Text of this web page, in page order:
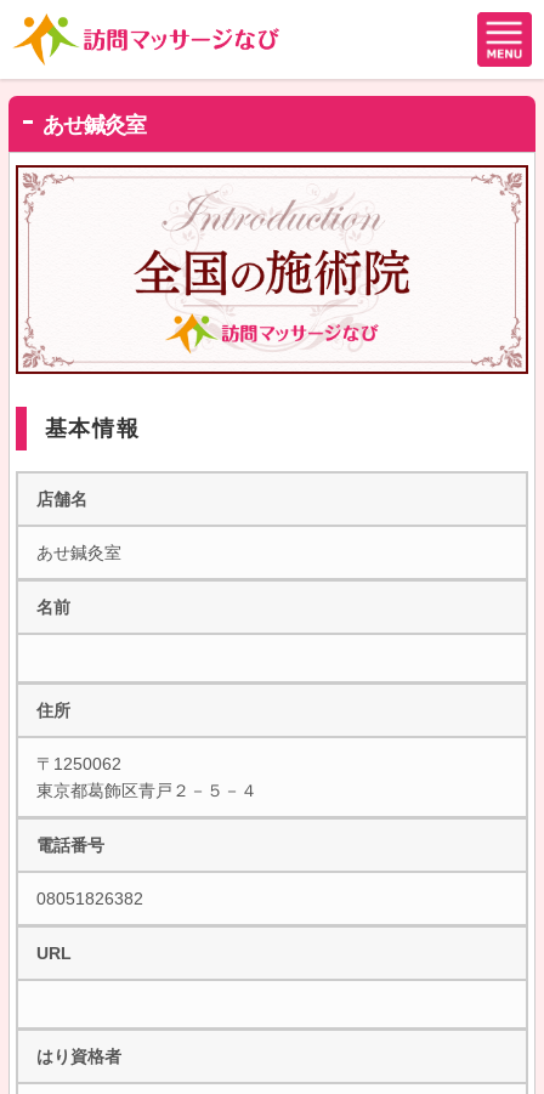
あせ鍼灸室
基本情報
店舗名
あせ鍼灸室
名前
住所
〒1250062
東京都葛飾区青戸２－５－４
電話番号
08051826382
URL
はり資格者